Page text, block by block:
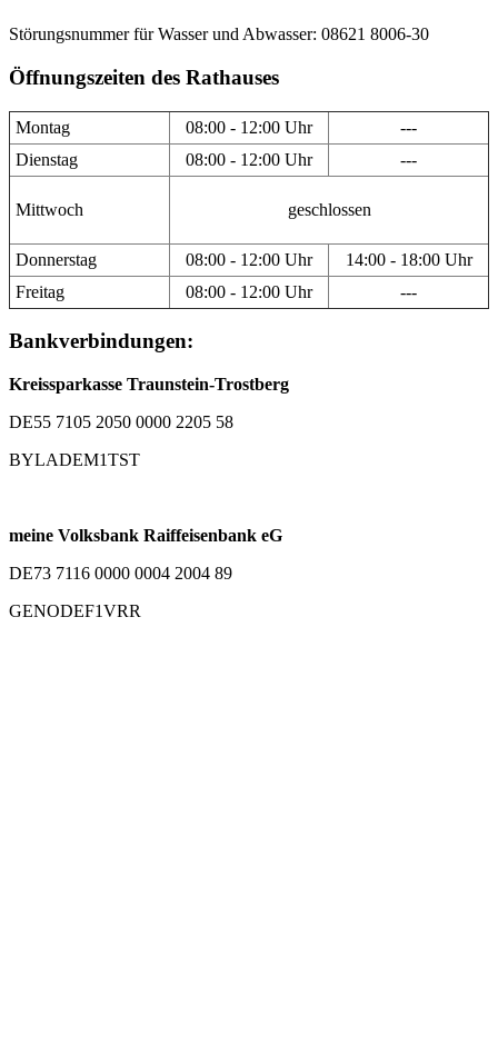
Störungsnummer für Wasser und Abwasser: 08621 8006-30
Öffnungszeiten des Rathauses
Montag 08:00 - 12:00 Uhr
---
Dienstag
08:00 - 12:00 Uhr ---
Mittwoch geschlossen
Donnerstag 08:00 - 12:00 Uhr
14:00 - 18:00 Uhr
Freitag
08:00 - 12:00 Uhr ---
Bankverbindungen:
Kreissparkasse Traunstein-Trostberg
DE55 7105 2050 0000 2205 58
BYLADEM1TST
meine Volksbank Raiffeisenbank eG
DE73 7116 0000 0004 2004 89
GENODEF1VRR